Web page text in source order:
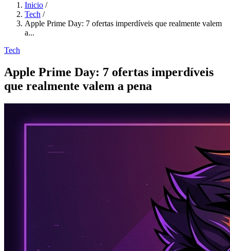
Inicio /
Tech /
Apple Prime Day: 7 ofertas imperdíveis que realmente valem
a...
Tech
Apple Prime Day: 7 ofertas imperdíveis
que realmente valem a pena